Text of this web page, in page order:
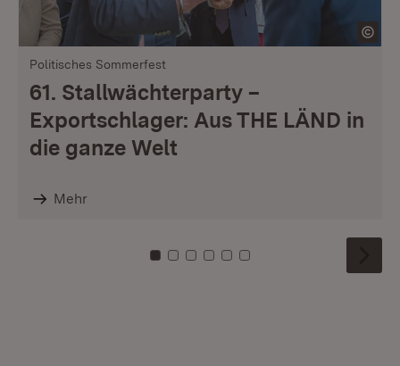
Politisches Sommerfest
61. Stallwächterparty –
Exportschlager: Aus THE LÄND in
die ganze Welt
Mehr
Zu Kachel: 0
Zu Kachel: 1
Zu Kachel: 2
Zu Kachel: 3
Zu Kachel: 4
Zu Kachel: 5